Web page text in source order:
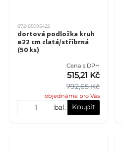
872-85095422
dortová podložka kruh
ø22 cm zlatá/stříbrná
(50 ks)
Cena s DPH
792,65 Kč
515,21 Kč
objednáme pro Vás
bal. Koupit